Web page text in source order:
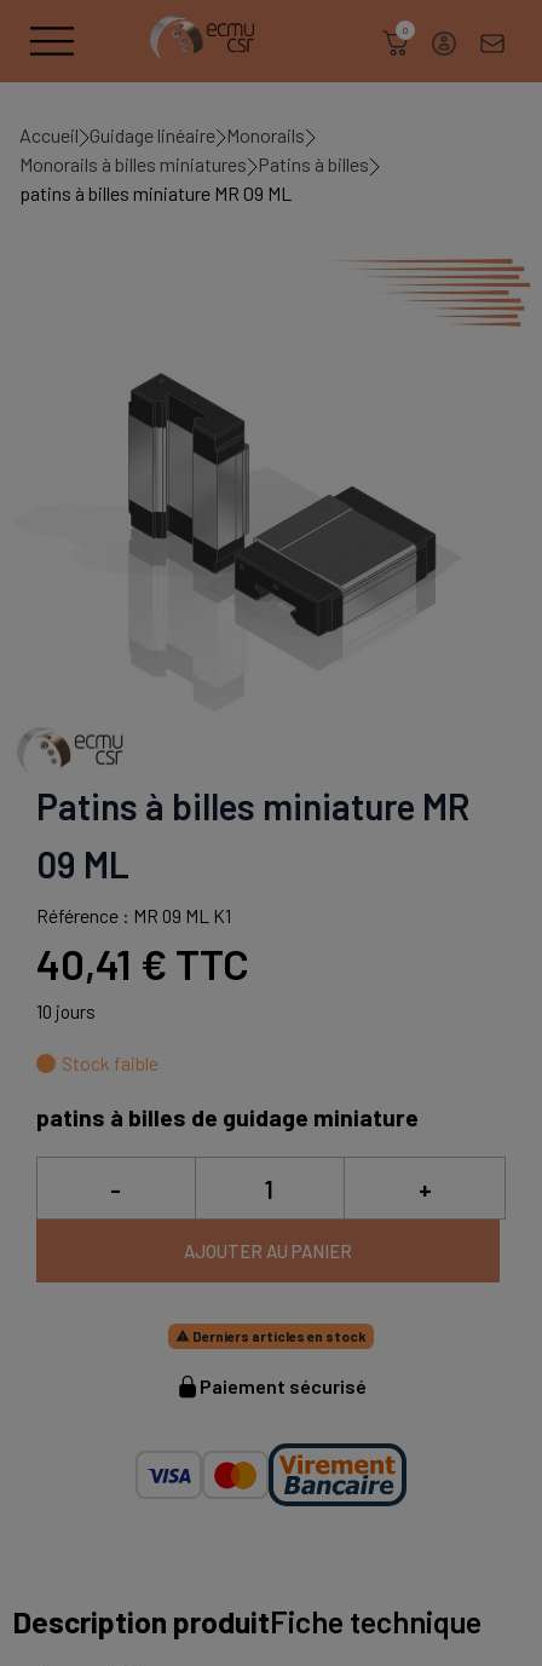
0
Accueil Guidage linéaire Monorails
Monorails à billes miniatures
Patins à billes
patins à billes miniature MR 09 ML
Patins à billes miniature MR
09 ML
Référence : MR 09 ML K1
40,41 € TTC
10 jours
Stock faible
patins à billes de guidage miniature
- +
AJOUTER AU PANIER
 Derniers articles en stock
Paiement sécurisé
Description produitFiche technique